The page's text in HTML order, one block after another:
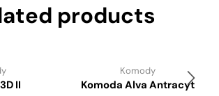
products
II
Komody
Komoda Alva Antracyt